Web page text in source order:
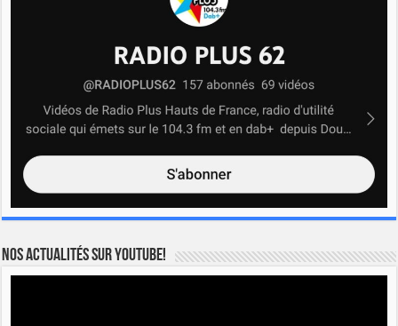
Nos actualités sur YOUTUBE!